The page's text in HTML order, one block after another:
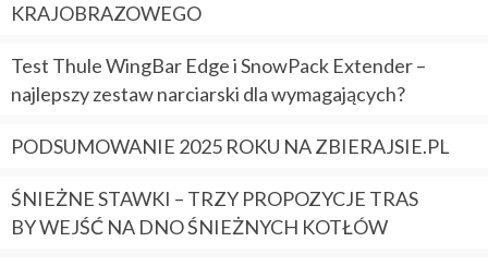
KRAJOBRAZOWEGO
Test Thule WingBar Edge i SnowPack Extender –
najlepszy zestaw narciarski dla wymagających?
PODSUMOWANIE 2025 ROKU NA ZBIERAJSIE.PL
ŚNIEŻNE STAWKI – TRZY PROPOZYCJE TRAS
BY WEJŚĆ NA DNO ŚNIEŻNYCH KOTŁÓW